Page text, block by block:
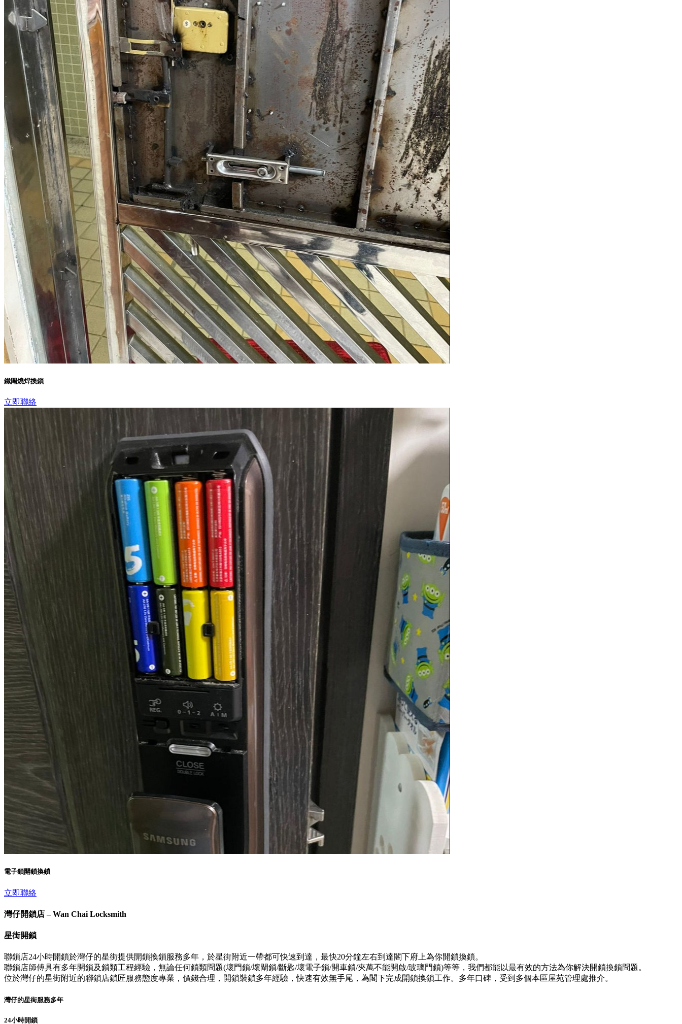
鐵閘燒焊換鎖
立即聯絡
電子鎖開鎖換鎖
立即聯絡
灣仔開鎖店 – Wan Chai Locksmith
星街開鎖
聯鎖店24小時開鎖於灣仔的星街提供開鎖換鎖服務多年，於星街附近一帶都可快速到達，最快20分鐘左右到達閣下府上為你開鎖換鎖。
聯鎖店師傅具有多年開鎖及鎖類工程經驗，無論任何鎖類問題(壞門鎖/壞閘鎖/斷匙/壞電子鎖/開車鎖/夾萬不能開啟/玻璃門鎖)等等，我們都能以最有效的方法為你解決開鎖換鎖問題。
位於灣仔的星街附近的聯鎖店鎖匠服務態度專業，價錢合理，開鎖裝鎖多年經驗，快速有效無手尾，為閣下完成開鎖換鎖工作。多年口碑，受到多個本區屋苑管理處推介。
灣仔的星街服務多年
24小時開鎖